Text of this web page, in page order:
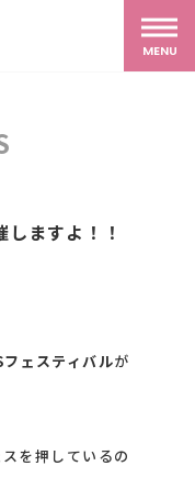
MENU
ますよ！！
フェスティバルが
を押しているの